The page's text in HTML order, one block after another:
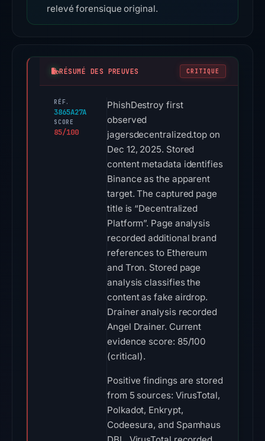
relevé forensique original.
RÉSUMÉ DES PREUVES CRITIQUE
RÉF.
3865A27A
SCORE
85/100
PhishDestroy first
observed
jagersdecentralized.top on
Dec 12, 2025. Stored
content metadata identifies
Binance as the apparent
target. The captured page
title is “Decentralized
Platform”. Page analysis
recorded additional brand
references to Ethereum
and Tron. Stored page
analysis classifies the
content as fake airdrop.
Drainer analysis recorded
Angel Drainer. Current
evidence score: 85/100
(critical).
Positive findings are stored
from 5 sources: VirusTotal,
Polkadot, Enkrypt,
Codeesura, and Spamhaus